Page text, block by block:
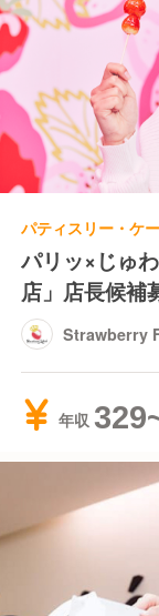
パリッ×じゅ
店」店長候補
Strawberry
年収